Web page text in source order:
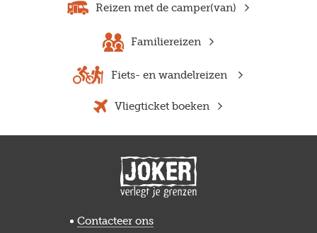
Reizen met de camper(van)
Familiereizen
Fiets- en wandelreizen
Vliegticket boeken
Contacteer ons